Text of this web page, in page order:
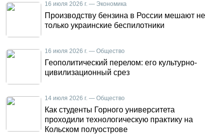
16 июля 2026 г. — Экономика
Производству бензина в России мешают не
только украинские беспилотники
16 июля 2026 г. — Общество
Геополитический перелом: его культурно-
цивилизационный срез
14 июля 2026 г. — Общество
Как студенты Горного университета
проходили технологическую практику на
Кольском полуострове